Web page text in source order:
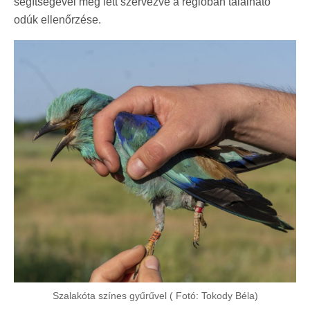
odúk ellenőrzése.
Szalakóta színes gyűrűvel ( Fotó: Tokody Béla)